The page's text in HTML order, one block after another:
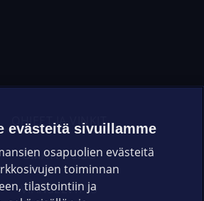
OHJEET JA VINKIT
OMAYHTEISÖ
VIANSELVITYS
evästeitä sivuillamme
osapuolien evästeitä
toiminnan
tilastointiin ja